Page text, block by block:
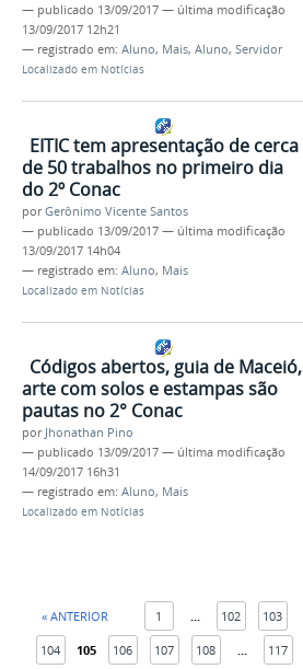
— publicado 13/09/2017 — última modificação
13/09/2017 12h21
— registrado em: Aluno, Mais, Aluno, Servidor
Localizado em Notícias
EITIC tem apresentação de cerca
de 50 trabalhos no primeiro dia
do 2º Conac
porGerônimo Vicente Santos
— publicado 13/09/2017 — última modificação
13/09/2017 14h04
— registrado em: Aluno, Mais
Localizado em Notícias
Códigos abertos, guia de Maceió,
arte com solos e estampas são
pautas no 2° Conac
por Jhonathan Pino
— publicado 13/09/2017 — última modificação
14/09/2017 16h31
— registrado em: Aluno, Mais
Localizado em Notícias
« ANTERIOR 1 102 103
104 105 106 107 108 117